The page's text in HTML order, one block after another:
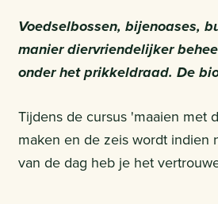
Voedselbossen, bijenoases,
manier diervriendelijker
onder het prikkeldraad. De
Tijdens de cursus 'maaien met
maken en de zeis wordt indien
van de dag heb je het